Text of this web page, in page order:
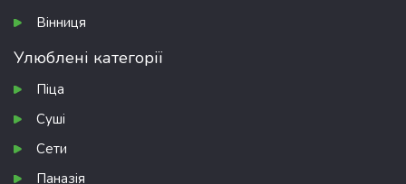
Вінниця
Улюблені категорії
Піца
Суші
Сети
Паназія